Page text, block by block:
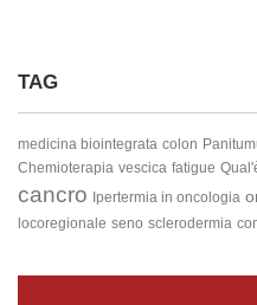
TAG
medicina biointegrata colon
Chemioterapia vescica fatigue
cancro Ipertermia in oncologia
locoregionale seno sclerodermia